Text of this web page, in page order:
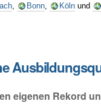
Bonn Köln und
eigenen Rekord